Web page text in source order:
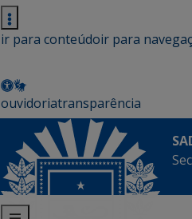
ir para conteúdoir para
ouvidoriatransparência